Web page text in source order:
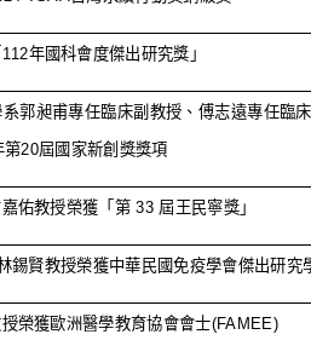
112年國科會度傑出研究獎」
郭昶甫專任臨床副教授、傅志遠專任臨
第20屆國家新創獎獎項
佑教授榮獲「第 33 屆王民寧獎」
錫賢教授榮獲中華民國免疫學會傑出研究
榮獲歐洲醫學教育協會會士(FAMEE)